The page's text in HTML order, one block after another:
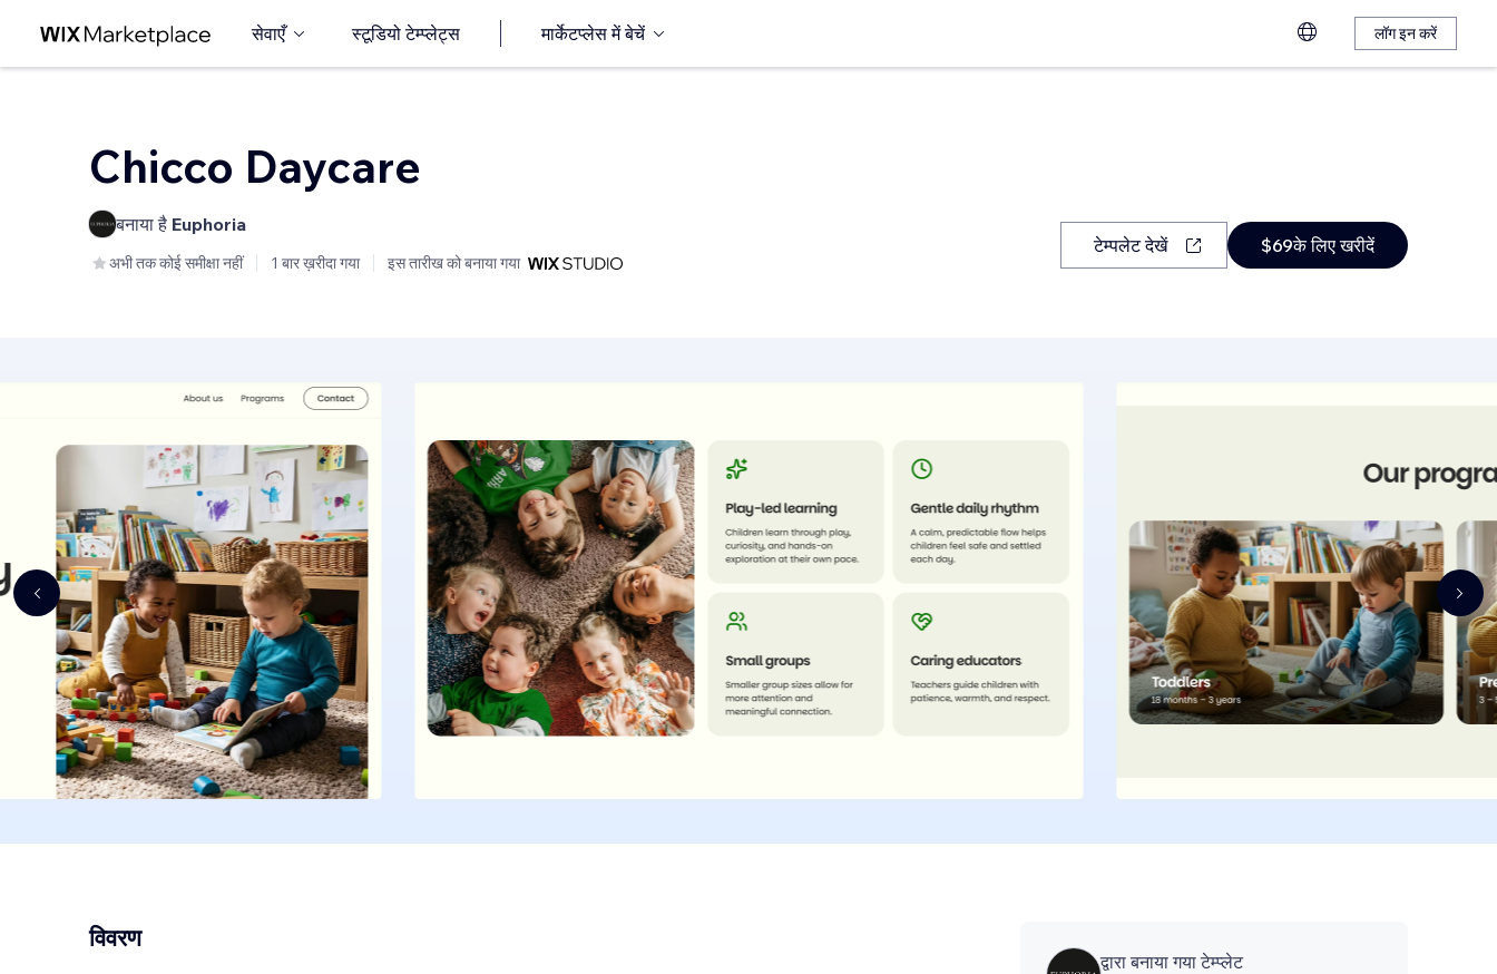
सेवाएँ स्टूडियो टेम्प्लेट्स मार्केटप्लेस में बेचें लॉग इन करें
Chicco Daycare
बनाया है Euphoria
अभी तक कोई समीक्षा नहीं 1 बार ख़रीदा गया इस तारीख को बनाया गया
टेम्पलेट देखें $69के लिए खरीदें
विवरण
द्वारा बनाया गया टेम्प्लेट